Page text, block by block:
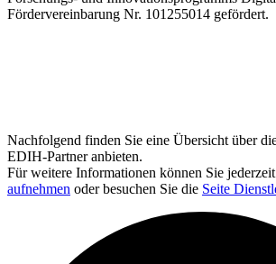
Fördervereinbarung Nr. 101255014 gefördert.
Nachfolgend finden Sie eine Übersicht über
EDIH-Partner anbieten.
Für weitere Informationen können Sie jederzeit
aufnehmen oder besuchen Sie die Seite